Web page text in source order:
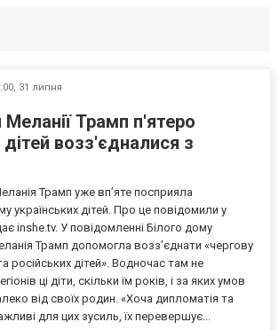
31 липня
Трамп п'ятеро
дітей возз'єдналися з
Трамп уже впʼяте посприяла
українських дітей. Про це повідомили у
inshe.tv. У повідомленні Білого дому
Трамп допомогла возз’єднати «чергову
російських дітей». Водночас там не
ці діти, скільки їм років, і за яких умов
від своїх родин. «Хоча дипломатія та
для цих зусиль, їх перевершує...